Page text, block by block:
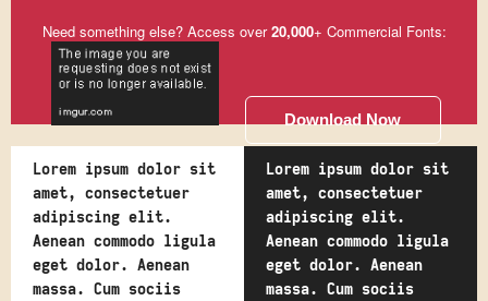
Need something else? Access over20,000+ Commercial Fonts:
Download Now
Lorem ipsum dolor sit
amet, consectetuer
adipiscing elit.
Aenean commodo ligula
eget dolor. Aenean
massa. Cum sociis
Lorem ipsum dolor sit
amet, consectetuer
adipiscing elit.
Aenean commodo ligula
eget dolor. Aenean
massa. Cum sociis